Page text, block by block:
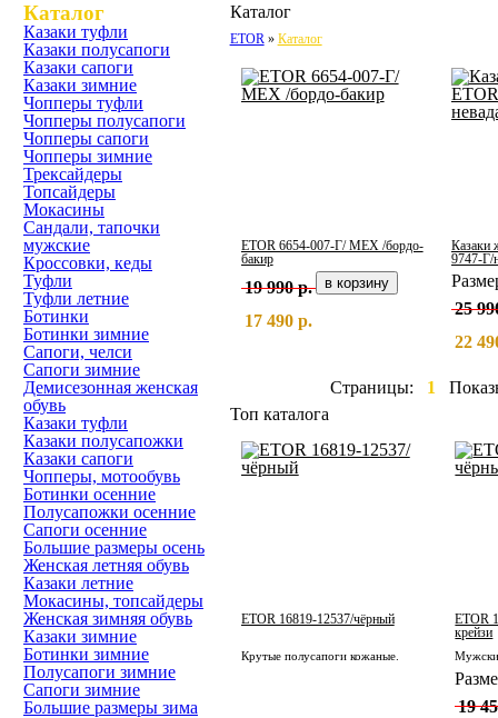
Каталог
Казаки туфли
Казаки полусапоги
Казаки сапоги
Казаки зимние
Чопперы туфли
Чопперы полусапоги
Чопперы сапоги
Чопперы зимние
Трексайдеры
Топсайдеры
Мокасины
Сандали, тапочки
мужские
Кроссовки, кеды
Туфли
Туфли летние
Ботинки
Ботинки зимние
Сапоги, челси
Сапоги зимние
Демисезонная женская
обувь
Казаки туфли
Казаки полусапожки
Казаки сапоги
Чопперы, мотообувь
Ботинки осенние
Полусапожки осенние
Сапоги осенние
Большие размеры осень
Женская летняя обувь
Казаки летние
Мокасины, топсайдеры
Женская зимняя обувь
Казаки зимние
Ботинки зимние
Полусапоги зимние
Сапоги зимние
Большие размеры зима
Каталог
ETOR Каталог
ETOR 6654-007-Г/ МЕХ /бордо-
бакир
19 990 р.
17 490 р.
Казаки
9747-Г/
25
22
Страницы: 1
Топ каталога
ETOR 16819-12537/чёрный
Крутые полусапоги кожаные.
ETOR
крейзи
19